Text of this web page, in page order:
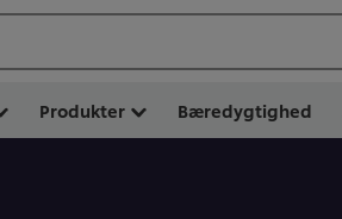
Produkter Bæredygtighed